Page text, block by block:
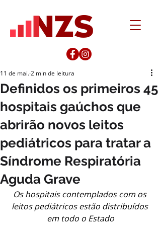
Definidos os primeiros 45
hospitais gaúchos que
abrirão novos leitos
pediátricos para tratar a
Síndrome Respiratória
Aguda Grave
11 de mai.2 min de leitura
Os hospitais contemplados com os
leitos pediátricos estão distribuídos
em todo o Estado